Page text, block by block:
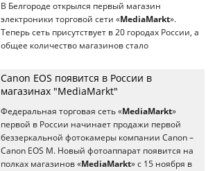
В Белгороде открылся первый магазин
электроники торговой сети «MediaMarkt».
Теперь сеть присутствует в 20 городах России, а
общее количество магазинов стало
Canon EOS появится в России в
магазинах "MediaMarkt"
Федеральная торговая сеть «MediaMarkt»
первой в России начинает продажи первой
беззеркальной фотокамеры компании Canon –
Canon EOS M. Новый фотоаппарат появится на
полках магазинов «MediaMarkt» с 15 ноября в